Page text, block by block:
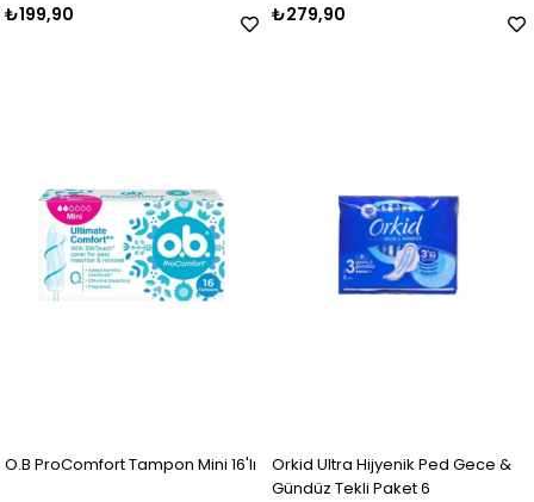
₺199,90 ₺279,90
O.B ProComfort Tampon Mini 16'lı
Orkid Ultra Hijyenik Ped Gece &
Gündüz Tekli Paket 6